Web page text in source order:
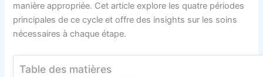
manière appropriée. Cet article explore les quatre périodes
principales de ce cycle et offre des insights sur les soins
nécessaires à chaque étape.
Table des matières